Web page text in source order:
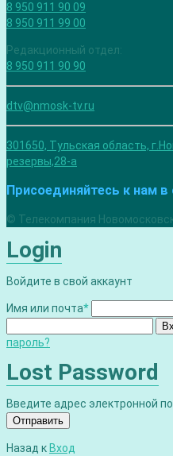
8 950 911 90 09
8 950 911 99 00
Редакционный отдел:
8 950 911 90 90
dtv@nmosk-tv.ru
301650, Тульская область,
резервы,28-а
Присоединяйтесь к нам в
© Телекомпания
Login
Войдите в свой аккаунт
Имя или почта*
пароль?
Lost Password
Введите адрес электронной
Отправить
Назад к Вход